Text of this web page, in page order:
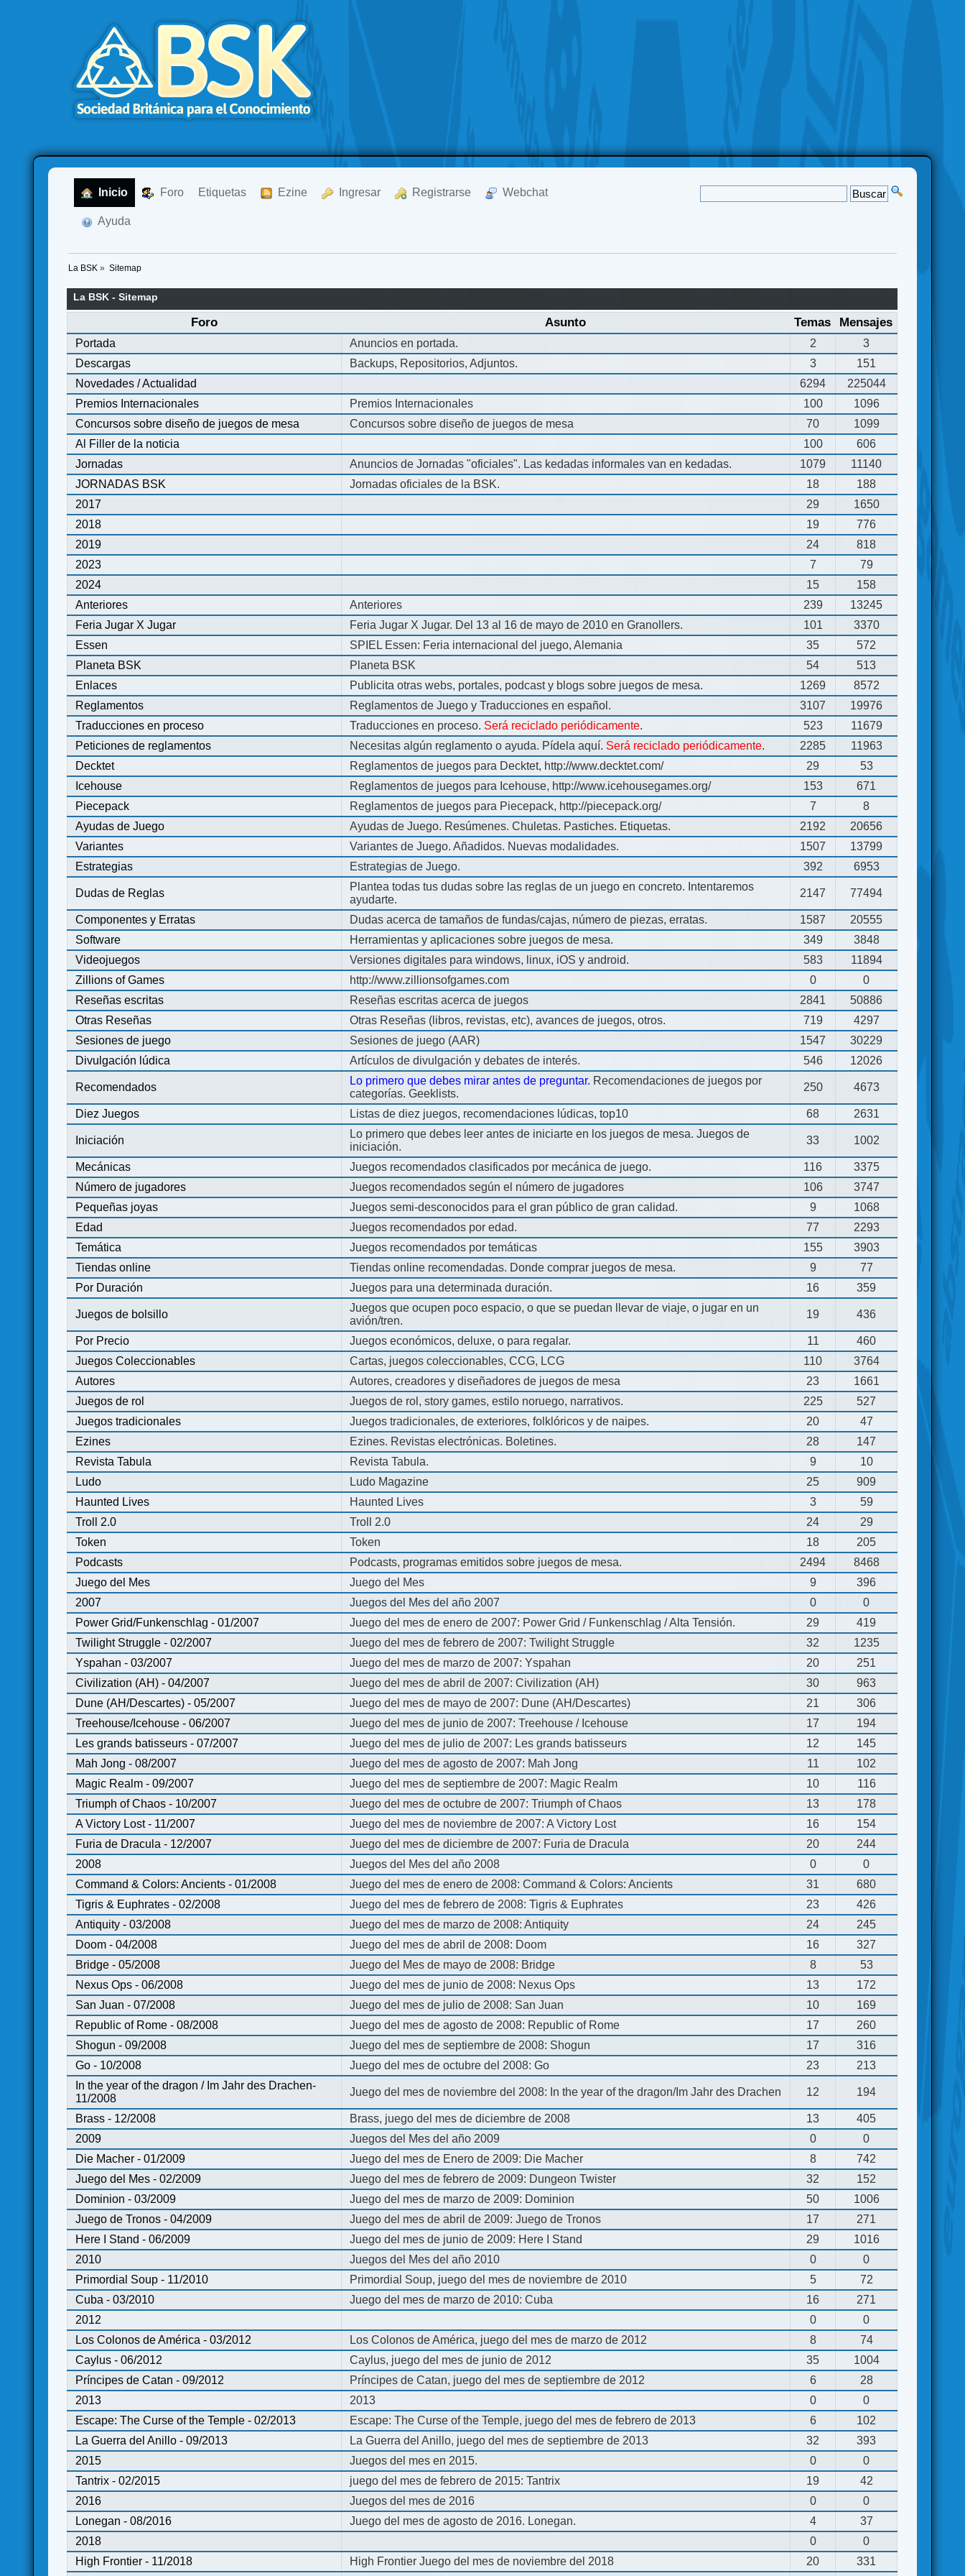
Inicio Foro Etiquetas Ezine Ingresar Registrarse Webchat
Ayuda
La BSK » Sitemap
La BSK - Sitemap
Foro Asunto Temas Mensajes
Portada Anuncios en portada. 2
3
Descargas
Backups, Repositorios, Adjuntos. 3
151
Novedades / Actualidad
6294
225044
Premios Internacionales
Premios Internacionales 100
1096
Concursos sobre diseño de juegos de mesa
Concursos sobre diseño de juegos de mesa 70
1099
Al Filler de la noticia
100
606
Jornadas
Anuncios de Jornadas "oficiales". Las kedadas informales van en kedadas. 1079
11140
JORNADAS BSK
Jornadas oficiales de la BSK. 18
188
2017
29
1650
2018
19
776
2019
24
818
2023
7
79
2024
15
158
Anteriores
Anteriores 239
13245
Feria Jugar X Jugar
Feria Jugar X Jugar. Del 13 al 16 de mayo de 2010 en Granollers. 101
3370
Essen
SPIEL Essen: Feria internacional del juego, Alemania 35
572
Planeta BSK
Planeta BSK 54
513
Enlaces
Publicita otras webs, portales, podcast y blogs sobre juegos de mesa. 1269
8572
Reglamentos
Reglamentos de Juego y Traducciones en español. 3107
19976
Traducciones en proceso
Traducciones en proceso. Será reciclado periódicamente. 523
11679
Peticiones de reglamentos
Necesitas algún reglamento o ayuda. Pídela aquí. Será reciclado periódicamente. 2285
11963
Decktet
Reglamentos de juegos para Decktet, http://www.decktet.com/ 29
53
Icehouse
Reglamentos de juegos para Icehouse, http://www.icehousegames.org/ 153
671
Piecepack
Reglamentos de juegos para Piecepack, http://piecepack.org/ 7
8
Ayudas de Juego
Ayudas de Juego. Resúmenes. Chuletas. Pastiches. Etiquetas. 2192
20656
Variantes
Variantes de Juego. Añadidos. Nuevas modalidades. 1507
13799
Estrategias
Estrategias de Juego. 392 6953
Dudas de Reglas
Plantea todas tus dudas sobre las reglas de un juego en concreto. Intentaremos
ayudarte.
2147 77494
Componentes y Erratas Dudas acerca de tamaños de fundas/cajas, número de piezas, erratas. 1587
20555
Software
Herramientas y aplicaciones sobre juegos de mesa. 349
3848
Videojuegos
Versiones digitales para windows, linux, iOS y android. 583
11894
Zillions of Games
http://www.zillionsofgames.com 0
0
Reseñas escritas
Reseñas escritas acerca de juegos 2841
50886
Otras Reseñas
Otras Reseñas (libros, revistas, etc), avances de juegos, otros. 719
4297
Sesiones de juego
Sesiones de juego (AAR) 1547
30229
Divulgación lúdica
Artículos de divulgación y debates de interés. 546 12026
Recomendados
Lo primero que debes mirar antes de preguntar. Recomendaciones de juegos por
categorías. Geeklists.
250 4673
Diez Juegos Listas de diez juegos, recomendaciones lúdicas, top10 68 2631
Iniciación
Lo primero que debes leer antes de iniciarte en los juegos de mesa. Juegos de
iniciación.
33 1002
Mecánicas Juegos recomendados clasificados por mecánica de juego. 116
3375
Número de jugadores
Juegos recomendados según el número de jugadores 106
3747
Pequeñas joyas
Juegos semi-desconocidos para el gran público de gran calidad. 9
1068
Edad
Juegos recomendados por edad. 77
2293
Temática
Juegos recomendados por temáticas 155
3903
Tiendas online
Tiendas online recomendadas. Donde comprar juegos de mesa. 9
77
Por Duración
Juegos para una determinada duración. 16 359
Juegos de bolsillo
Juegos que ocupen poco espacio, o que se puedan llevar de viaje, o jugar en un
avión/tren.
19 436
Por Precio Juegos económicos, deluxe, o para regalar. 11
460
Juegos Coleccionables
Cartas, juegos coleccionables, CCG, LCG 110
3764
Autores
Autores, creadores y diseñadores de juegos de mesa 23
1661
Juegos de rol
Juegos de rol, story games, estilo noruego, narrativos. 225
527
Juegos tradicionales
Juegos tradicionales, de exteriores, folklóricos y de naipes. 20
47
Ezines
Ezines. Revistas electrónicas. Boletines. 28
147
Revista Tabula
Revista Tabula. 9
10
Ludo
Ludo Magazine 25
909
Haunted Lives
Haunted Lives 3
59
Troll 2.0
Troll 2.0 24
29
Token
Token 18
205
Podcasts
Podcasts, programas emitidos sobre juegos de mesa. 2494
8468
Juego del Mes
Juego del Mes 9
396
2007
Juegos del Mes del año 2007 0
0
Power Grid/Funkenschlag - 01/2007
Juego del mes de enero de 2007: Power Grid / Funkenschlag / Alta Tensión. 29
419
Twilight Struggle - 02/2007
Juego del mes de febrero de 2007: Twilight Struggle 32
1235
Yspahan - 03/2007
Juego del mes de marzo de 2007: Yspahan 20
251
Civilization (AH) - 04/2007
Juego del mes de abril de 2007: Civilization (AH) 30
963
Dune (AH/Descartes) - 05/2007
Juego del mes de mayo de 2007: Dune (AH/Descartes) 21
306
Treehouse/Icehouse - 06/2007
Juego del mes de junio de 2007: Treehouse / Icehouse 17
194
Les grands batisseurs - 07/2007
Juego del mes de julio de 2007: Les grands batisseurs 12
145
Mah Jong - 08/2007
Juego del mes de agosto de 2007: Mah Jong 11
102
Magic Realm - 09/2007
Juego del mes de septiembre de 2007: Magic Realm 10
116
Triumph of Chaos - 10/2007
Juego del mes de octubre de 2007: Triumph of Chaos 13
178
A Victory Lost - 11/2007
Juego del mes de noviembre de 2007: A Victory Lost 16
154
Furia de Dracula - 12/2007
Juego del mes de diciembre de 2007: Furia de Dracula 20
244
2008
Juegos del Mes del año 2008 0
0
Command & Colors: Ancients - 01/2008
Juego del mes de enero de 2008: Command & Colors: Ancients 31
680
Tigris & Euphrates - 02/2008
Juego del mes de febrero de 2008: Tigris & Euphrates 23
426
Antiquity - 03/2008
Juego del mes de marzo de 2008: Antiquity 24
245
Doom - 04/2008
Juego del mes de abril de 2008: Doom 16
327
Bridge - 05/2008
Juego del Mes de mayo de 2008: Bridge 8
53
Nexus Ops - 06/2008
Juego del mes de junio de 2008: Nexus Ops 13
172
San Juan - 07/2008
Juego del mes de julio de 2008: San Juan 10
169
Republic of Rome - 08/2008
Juego del mes de agosto de 2008: Republic of Rome 17
260
Shogun - 09/2008
Juego del mes de septiembre de 2008: Shogun 17
316
Go - 10/2008
Juego del mes de octubre del 2008: Go 23
213
In the year of the dragon / Im Jahr des Drachen-
11/2008
Juego del mes de noviembre del 2008: In the year of the dragon/Im Jahr des Drachen 12 194
Brass - 12/2008 Brass, juego del mes de diciembre de 2008 13
405
2009
Juegos del Mes del año 2009 0
0
Die Macher - 01/2009
Juego del mes de Enero de 2009: Die Macher 8
742
Juego del Mes - 02/2009
Juego del mes de febrero de 2009: Dungeon Twister 32
152
Dominion - 03/2009
Juego del mes de marzo de 2009: Dominion 50
1006
Juego de Tronos - 04/2009
Juego del mes de abril de 2009: Juego de Tronos 17
271
Here I Stand - 06/2009
Juego del mes de junio de 2009: Here I Stand 29
1016
2010
Juegos del Mes del año 2010 0
0
Primordial Soup - 11/2010
Primordial Soup, juego del mes de noviembre de 2010 5
72
Cuba - 03/2010
Juego del mes de marzo de 2010: Cuba 16
271
2012
0
0
Los Colonos de América - 03/2012
Los Colonos de América, juego del mes de marzo de 2012 8
74
Caylus - 06/2012
Caylus, juego del mes de junio de 2012 35
1004
Príncipes de Catan - 09/2012
Príncipes de Catan, juego del mes de septiembre de 2012 6
28
2013
2013 0
0
Escape: The Curse of the Temple - 02/2013
Escape: The Curse of the Temple, juego del mes de febrero de 2013 6
102
La Guerra del Anillo - 09/2013
La Guerra del Anillo, juego del mes de septiembre de 2013 32
393
2015
Juegos del mes en 2015. 0
0
Tantrix - 02/2015
juego del mes de febrero de 2015: Tantrix 19
42
2016
Juegos del mes de 2016 0
0
Lonegan - 08/2016
Juego del mes de agosto de 2016. Lonegan. 4
37
2018
0
0
High Frontier - 11/2018
High Frontier Juego del mes de noviembre del 2018 20
331